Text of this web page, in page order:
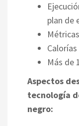
plan de
Más de
Aspectos
tecnología
negro: